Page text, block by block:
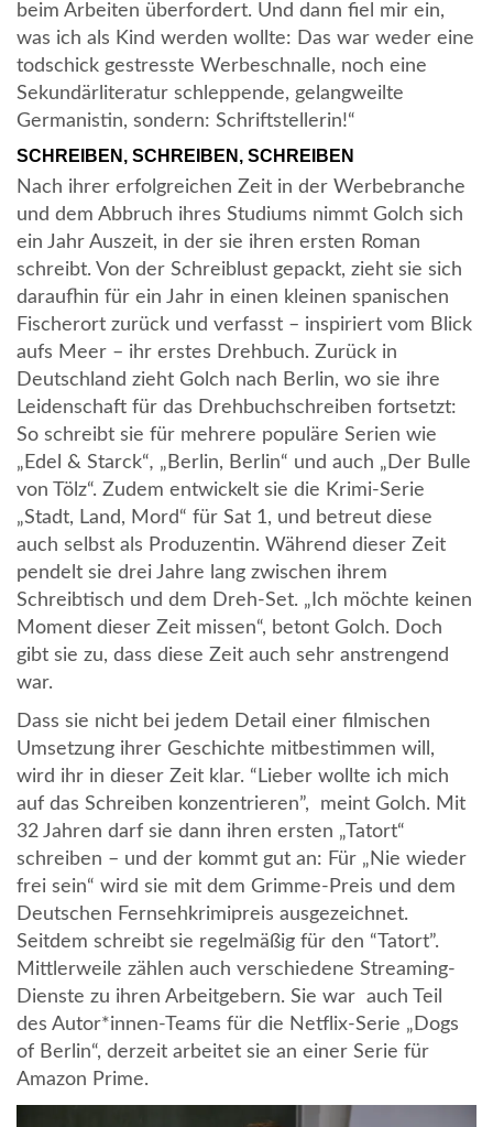
beim Arbeiten überfordert. Und dann fiel mir ein,
was ich als Kind werden wollte: Das war weder eine
todschick gestresste Werbeschnalle, noch eine
Sekundärliteratur schleppende, gelangweilte
Germanistin, sondern: Schriftstellerin!“
SCHREIBEN, SCHREIBEN, SCHREIBEN
Nach ihrer erfolgreichen Zeit in der Werbebranche
und dem Abbruch ihres Studiums nimmt Golch sich
ein Jahr Auszeit, in der sie ihren ersten Roman
schreibt. Von der Schreiblust gepackt, zieht sie sich
daraufhin für ein Jahr in einen kleinen spanischen
Fischerort zurück und verfasst – inspiriert vom Blick
aufs Meer – ihr erstes Drehbuch. Zurück in
Deutschland zieht Golch nach Berlin, wo sie ihre
Leidenschaft für das Drehbuchschreiben fortsetzt:
So schreibt sie für mehrere populäre Serien wie
„Edel & Starck“, „Berlin, Berlin“ und auch „Der Bulle
von Tölz“. Zudem entwickelt sie die Krimi-Serie
„Stadt, Land, Mord“ für Sat 1, und betreut diese
auch selbst als Produzentin. Während dieser Zeit
pendelt sie drei Jahre lang zwischen ihrem
Schreibtisch und dem Dreh-Set. „Ich möchte keinen
Moment dieser Zeit missen“, betont Golch. Doch
gibt sie zu, dass diese Zeit auch sehr anstrengend
war.
Dass sie nicht bei jedem Detail einer filmischen
Umsetzung ihrer Geschichte mitbestimmen will,
wird ihr in dieser Zeit klar. “Lieber wollte ich mich
auf das Schreiben konzentrieren”, meint Golch. Mit
32 Jahren darf sie dann ihren ersten „Tatort“
schreiben – und der kommt gut an: Für „Nie wieder
frei sein“ wird sie mit dem Grimme-Preis und dem
Deutschen Fernsehkrimipreis ausgezeichnet.
Seitdem schreibt sie regelmäßig für den “Tatort”.
Mittlerweile zählen auch verschiedene Streaming-
Dienste zu ihren Arbeitgebern. Sie war auch Teil
des Autor*innen-Teams für die Netflix-Serie „Dogs
of Berlin“, derzeit arbeitet sie an einer Serie für
Amazon Prime.